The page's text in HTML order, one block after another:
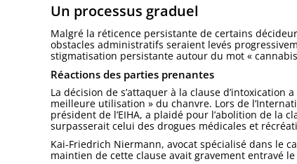
Un processus graduel
Malgré la réticence persistante de certains
obstacles administratifs seraient levés
stigmatisation persistante autour du mot «
Réactions des parties prenantes
La décision de s’attaquer à la clause
meilleure utilisation » du chanvre. Lors de
président de l’EIHA, a plaidé pour l’abolition de
surpasserait celui des drogues médicales et
Kai-Friedrich Niermann, avocat spécialisé dans le
maintien de cette clause avait gravement entravé